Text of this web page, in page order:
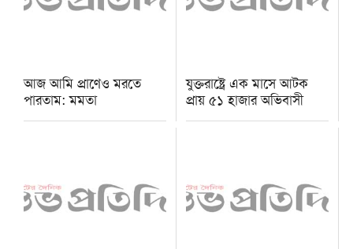
আজ আমি প্রাণেও মরতে
পারতাম: মমতা
যুক্তরাষ্ট্রে এক মাসে আটক
প্রায় ৫১ হাজার অভিবাসী